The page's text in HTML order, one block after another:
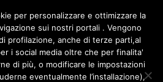
AL MIELE
per personalizzare e ottimizzare la
sui nostri portali . Vengono
profilazione, anche di terze parti,al
i social media oltre che per finalita'
di più, o modificare le impostazioni
eventualmente l’installazione),